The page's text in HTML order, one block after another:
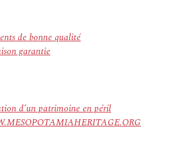
de bonne qualité
garantie
d’un patrimoine en péril